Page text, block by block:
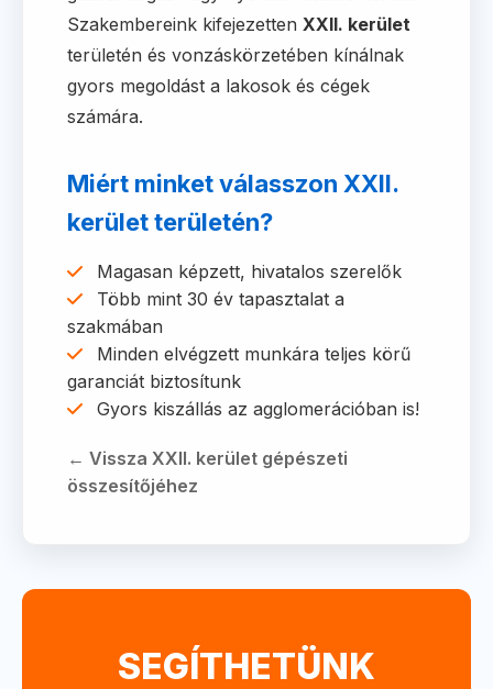
Szakembereink kifejezetten XXII. kerület
területén és vonzáskörzetében kínálnak
gyors megoldást a lakosok és cégek
számára.
Miért minket válasszon XXII.
kerület területén?
Magasan képzett, hivatalos szerelők
Több mint 30 év tapasztalat a
szakmában
Minden elvégzett munkára teljes körű
garanciát biztosítunk
Gyors kiszállás az agglomerációban is!
← Vissza XXII. kerület gépészeti
összesítőjéhez
SEGÍTHETÜNK